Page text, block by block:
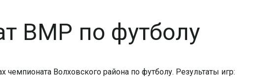
ВМР по футболу
Волховского района по футболу. Результаты игр: